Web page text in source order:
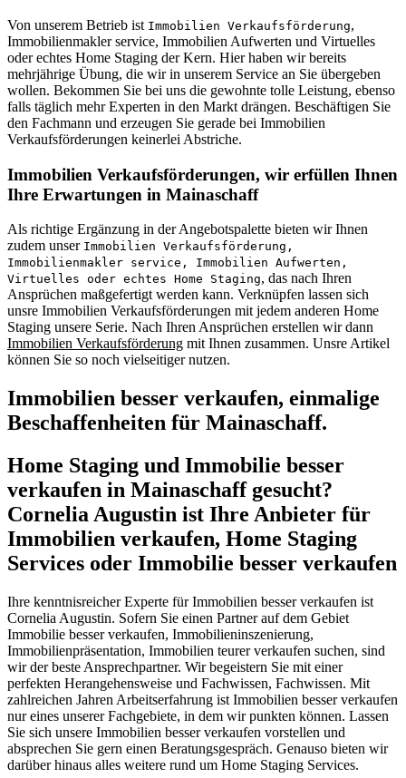
Von unserem Betrieb ist Immobilien Verkaufsförderung,
Immobilienmakler service, Immobilien Aufwerten und Virtuelles
oder echtes Home Staging der Kern. Hier haben wir bereits
mehrjährige Übung, die wir in unserem Service an Sie übergeben
wollen. Bekommen Sie bei uns die gewohnte tolle Leistung, ebenso
falls täglich mehr Experten in den Markt drängen. Beschäftigen Sie
den Fachmann und erzeugen Sie gerade bei Immobilien
Verkaufsförderungen keinerlei Abstriche.
Immobilien Verkaufsförderungen, wir erfüllen Ihnen
Ihre Erwartungen in Mainaschaff
Als richtige Ergänzung in der Angebotspalette bieten wir Ihnen
zudem unser Immobilien Verkaufsförderung,
Immobilienmakler service, Immobilien Aufwerten,
Virtuelles oder echtes Home Staging, das nach Ihren
Ansprüchen maßgefertigt werden kann. Verknüpfen lassen sich
unsre Immobilien Verkaufsförderungen mit jedem anderen Home
Staging unsere Serie. Nach Ihren Ansprüchen erstellen wir dann
Immobilien Verkaufsförderung mit Ihnen zusammen. Unsre Artikel
können Sie so noch vielseitiger nutzen.
Immobilien besser verkaufen, einmalige
Beschaffenheiten für Mainaschaff.
Home Staging und Immobilie besser
verkaufen in Mainaschaff gesucht?
Cornelia Augustin ist Ihre Anbieter für
Immobilien verkaufen, Home Staging
Services oder Immobilie besser verkaufen
Ihre kenntnisreicher Experte für Immobilien besser verkaufen ist
Cornelia Augustin. Sofern Sie einen Partner auf dem Gebiet
Immobilie besser verkaufen, Immobilieninszenierung,
Immobilienpräsentation, Immobilien teurer verkaufen suchen, sind
wir der beste Ansprechpartner. Wir begeistern Sie mit einer
perfekten Herangehensweise und Fachwissen, Fachwissen. Mit
zahlreichen Jahren Arbeitserfahrung ist Immobilien besser verkaufen
nur eines unserer Fachgebiete, in dem wir punkten können. Lassen
Sie sich unsere Immobilien besser verkaufen vorstellen und
absprechen Sie gern einen Beratungsgespräch. Genauso bieten wir
darüber hinaus alles weitere rund um Home Staging Services.